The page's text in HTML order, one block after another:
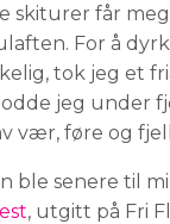
skiturer får
For å
tok jeg et
jeg under
vær, føre og
ble senere til
, utgitt på Fri